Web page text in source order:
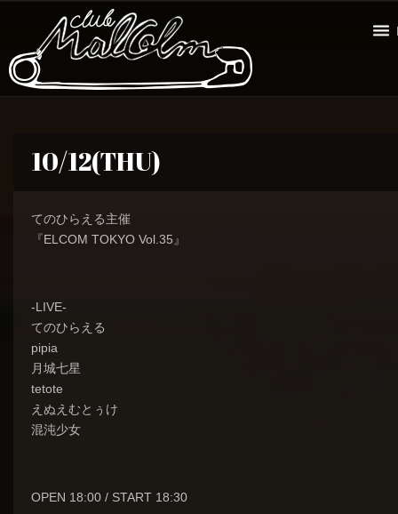
10/12(THU)
てのひらえる主催
『ELCOM TOKYO Vol.35』
-LIVE-
てのひらえる
pipia
月城七星
tetote
えぬえむとぅけ
混沌少女
OPEN 18:00 / START 18:30